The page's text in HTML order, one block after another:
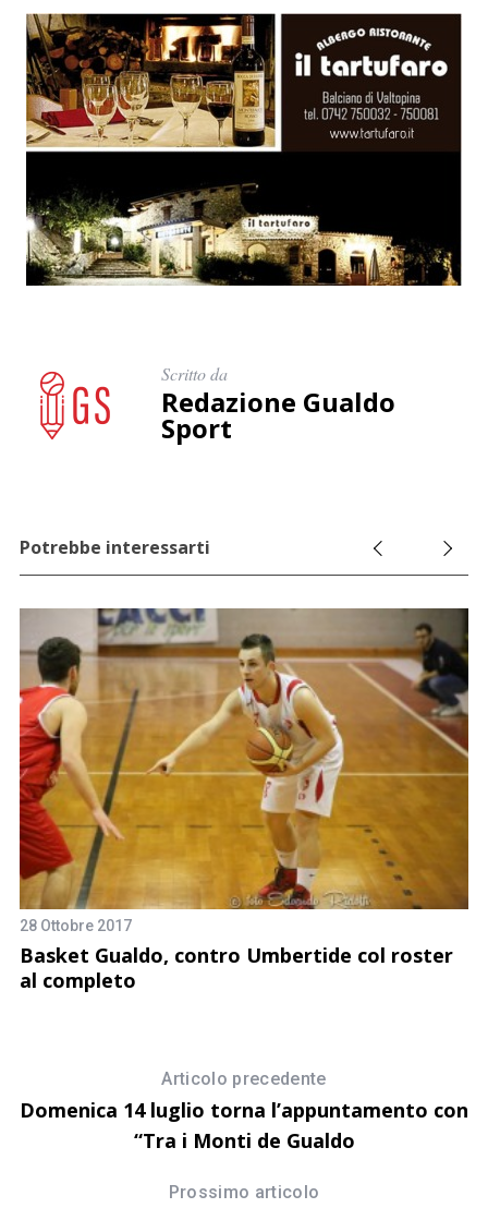
Scritto da
Redazione Gualdo
Sport
Potrebbe interessarti
28 Ottobre 2017
Basket Gualdo, contro Umbertide col roster
al completo
Articolo precedente
Domenica 14 luglio torna l’appuntamento con
“Tra i Monti de Gualdo
Prossimo articolo